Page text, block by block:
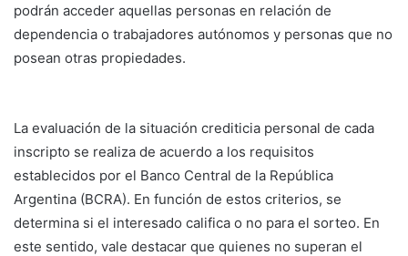
podrán acceder aquellas personas en relación de
dependencia o trabajadores autónomos y personas que no
posean otras propiedades.
La evaluación de la situación crediticia personal de cada
inscripto se realiza de acuerdo a los requisitos
establecidos por el Banco Central de la República
Argentina (BCRA). En función de estos criterios, se
determina si el interesado califica o no para el sorteo. En
este sentido, vale destacar que quienes no superan el